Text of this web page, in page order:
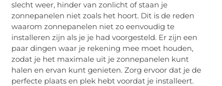
slecht weer, hinder van zonlicht of staan ​​je
zonnepanelen niet zoals het hoort. Dit is de reden
waarom zonnepanelen niet zo eenvoudig te
installeren zijn als je je had voorgesteld. Er zijn een
paar dingen waar je rekening mee moet houden,
zodat je het maximale uit je zonnepanelen kunt
halen en ervan kunt genieten. Zorg ervoor dat je de
perfecte plaats en plek hebt voordat je installeert.